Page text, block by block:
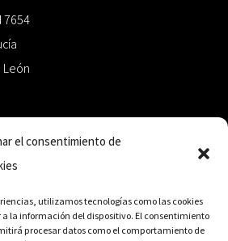
el consentimiento de
utilizamos tecnologías como las cookies
la información del dispositivo. El consentimiento
procesar datos como el comportamiento de
7654